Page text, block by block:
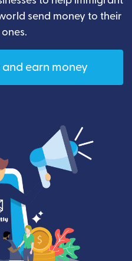
send money to their
ones.
earn money